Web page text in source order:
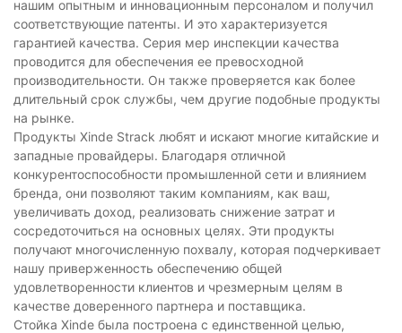
нашим опытным и инновационным персоналом и получил
соответствующие патенты. И это характеризуется
гарантией качества. Серия мер инспекции качества
проводится для обеспечения ее превосходной
производительности. Он также проверяется как более
длительный срок службы, чем другие подобные продукты
на рынке.
Продукты Xinde Strack любят и искают многие китайские и
западные провайдеры. Благодаря отличной
конкурентоспособности промышленной сети и влиянием
бренда, они позволяют таким компаниям, как ваш,
увеличивать доход, реализовать снижение затрат и
сосредоточиться на основных целях. Эти продукты
получают многочисленную похвалу, которая подчеркивает
нашу приверженность обеспечению общей
удовлетворенности клиентов и чрезмерным целям в
качестве доверенного партнера и поставщика.
Стойка Xinde была построена с единственной целью,